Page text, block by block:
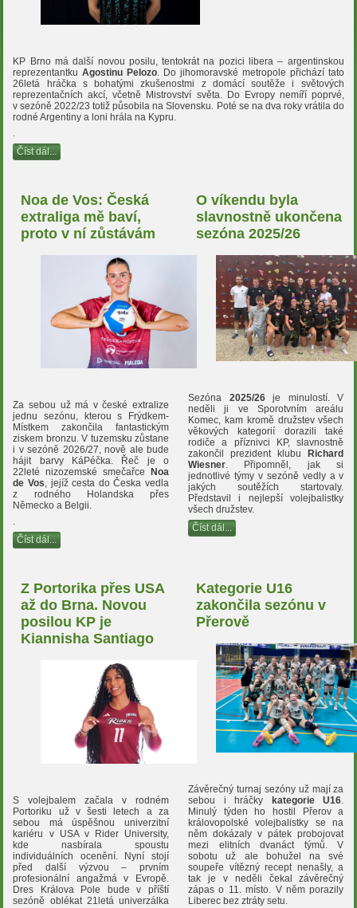
KP Brno má další novou posilu, tentokrát na pozici libera – argentinskou
reprezentantkuAgostinu Pelozo . Do jihomoravské metropole přichází tato
26letá hráčka s bohatými zkušenostmi z domácí soutěže i světových
reprezentačních akcí, včetně Mistrovství světa. Do Evropy nemíří poprvé,
v sezóně 2022/23 totiž působila na Slovensku. Poté se na dva roky vrátila do
rodné Argentiny a loni hrála na Kypru.
Číst dál...
Noa de Vos: Česká
extraliga mě baví,
proto v ní zůstávám
Za sebou už má v české extralize
jednu sezónu, kterou s Frýdkem-
Místkem zakončila fantastickým
ziskem bronzu. V tuzemsku zůstane
i v sezóně 2026/27, nově ale bude
hájit barvy KáPéčka. Řeč je o
22leté nizozemské smečařce Noa
de Vos , jejíž cesta do Česka vedla
z rodného Holandska přes
Německo a Belgii.
Číst dál...
O víkendu byla
slavnostně ukončena
sezóna 2025/26
Sezóna 2025/26je minulostí. V
neděli ji ve Sporotvním areálu
Komec, kam kromě družstev všech
věkových kategorií dorazili také
rodiče a příznivci KP, slavnostně
zakončil prezident klubuRichard
Wiesner. Připomněl, jak si
jednotlivé týmy v sezóně vedly a v
jakých soutěžích startovaly.
Představil i nejlepší volejbalistky
všech družstev.
Číst dál...
Z Portorika přes USA
až do Brna. Novou
posilou KP je
Kiannisha Santiago
S volejbalem začala v rodném
Portoriku už v šesti letech a za
sebou má úspěšnou univerzitní
kariéru v USA v Rider University,
kde nasbírala spoustu
individuálních ocenění. Nyní stojí
před další výzvou – prvním
profesionální angažmá v Evropě.
Dres Králova Pole bude v příští
sezóně oblékat 21letá univerzálka
Kategorie U16
zakončila sezónu v
Přerově
Závěrečný turnaj sezóny už mají za
sebou i hráčky
kategorie U16.
Minulý týden ho hostil Přerov a
královopolské volejbalistky se na
něm dokázaly v pátek probojovat
mezi elitních dvanáct týmů. V
sobotu už ale bohužel na své
soupeře vítězný recept nenašly, a
tak je v neděli čekal závěrečný
zápas o 11. místo. V něm porazily
Liberec bez ztráty setu.